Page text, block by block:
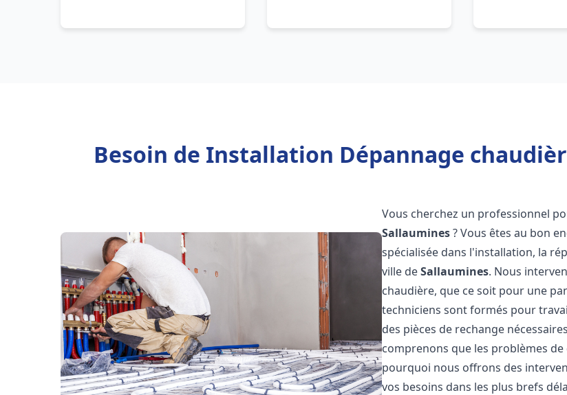
Besoin de Installation Dépannage
Vous cherchez un professionnel
Sallaumines? Vous êtes au bon
spécialisée dans l'installation, la
ville deSallaumines. Nous
chaudière, que ce soit pour une
techniciens sont formés pour
des pièces de rechange
comprenons que les problèmes
pourquoi nous offrons des
vos besoins dans les plus brefs